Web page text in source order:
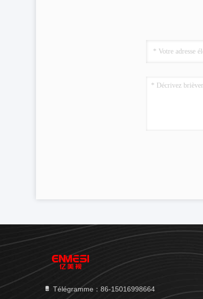
Télégramme：86-15016998664